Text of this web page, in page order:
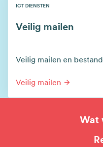
Veilig mailen
ICT DIENSTEN
Veilig mailen en
Veilig mailen
Wat